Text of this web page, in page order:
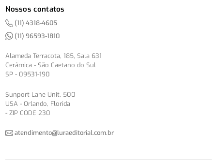
Nossos contatos
(11) 4318-4605
(11) 96593-1810
Alameda Terracota, 185, Sala 631
Cerâmica - São Caetano do Sul
SP - 09531-190
Sunport Lane Unit, 500
USA - Orlando, Florida
- ZIP CODE 230
atendimento@luraeditorial.com.br